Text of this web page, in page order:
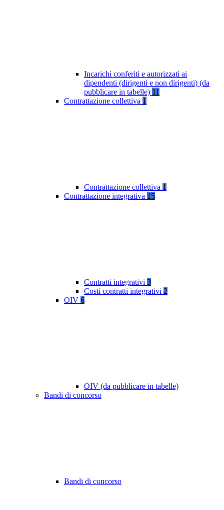
Incarichi conferiti e autorizzati ai
dipendenti (dirigenti e non dirigenti) (da
pubblicare in tabelle) 11
Contrattazione collettiva 1
Contrattazione collettiva 1
Contrattazione integrativa 15
Contratti integrativi 3
Costi contratti integrativi 2
OIV 6
OIV (da pubblicare in tabelle)
Bandi di concorso
Bandi di concorso